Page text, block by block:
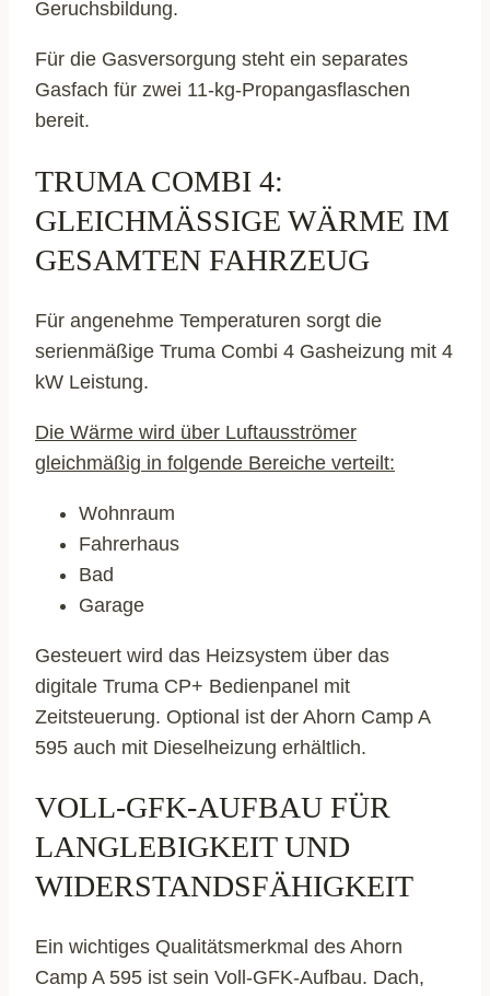
Geruchsbildung.
Für die Gasversorgung steht ein separates
Gasfach für zwei 11-kg-Propangasflaschen
bereit.
TRUMA COMBI 4:
GLEICHMÄSSIGE WÄRME IM G
ESAMTEN FAHRZEUG
Für angenehme Temperaturen sorgt die
serienmäßige Truma Combi 4 Gasheizung mit 4
kW Leistung.
Die Wärme wird über Luftausströmer
gleichmäßig in folgende Bereiche verteilt:
Wohnraum
Fahrerhaus
Bad
Garage
Gesteuert wird das Heizsystem über das
digitale Truma CP+ Bedienpanel mit
Zeitsteuerung. Optional ist der Ahorn Camp A
595 auch mit Dieselheizung erhältlich.
VOLL-GFK-AUFBAU FÜR
LANGLEBIGKEIT UND
WIDERSTANDSFÄHIGKEIT
Ein wichtiges Qualitätsmerkmal des Ahorn
Camp A 595 ist sein Voll-GFK-Aufbau. Dach,